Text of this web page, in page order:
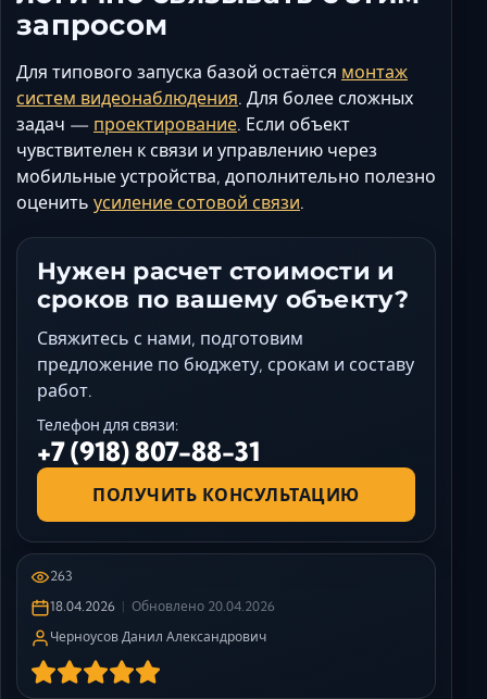
запросом
Для типового запуска базой остаётся монтаж
систем видеонаблюдения. Для более сложных
задач — проектирование. Если объект
чувствителен к связи и управлению через
мобильные устройства, дополнительно полезно
оценить усиление сотовой связи.
Нужен расчет стоимости и
сроков по вашему объекту?
Свяжитесь с нами, подготовим
предложение по бюджету, срокам и составу
работ.
Телефон для связи:
+7 (918) 807-88-31
ПОЛУЧИТЬ КОНСУЛЬТАЦИЮ
263
18.04.2026
Обновлено 20.04.2026
Черноусов Данил Александрович